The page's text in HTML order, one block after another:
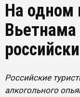
На одном
Вьетнама
Российские
алкогольного